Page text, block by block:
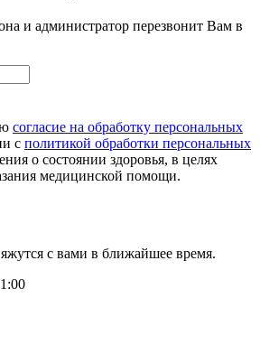
и администратор перезвонит Вам в
согласие на обработку персональных
с политикой обработки персональных
о состоянии здоровья, в целях
медицинской помощи.
с вами в ближайшее время.